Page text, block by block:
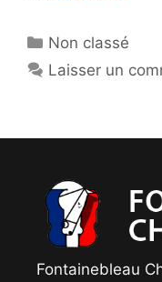
Catégories
Non classé
Laisser un
Fontainebleau